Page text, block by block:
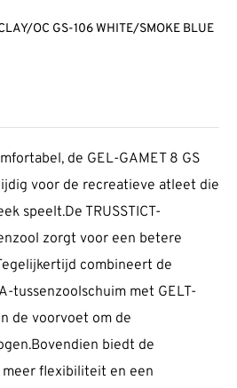
OC GS-106 WHITE/SMOKE BLUE
de GEL-GAMET 8 GS
voor de recreatieve atleet die
speelt.De TRUSSTICT-
zorgt voor een betere
combineert de
tussenzoolschuim met GELT-
de voorvoet om de
biedt de
flexibiliteit en een